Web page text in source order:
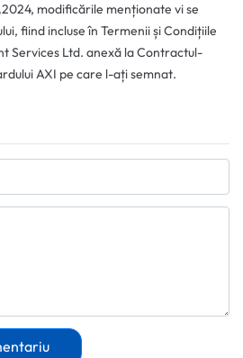
modificările menționate vi se
fiind incluse în Termenii și Condițiile
Services Ltd. anexă la Contractul-
AXI pe care l-ați semnat.